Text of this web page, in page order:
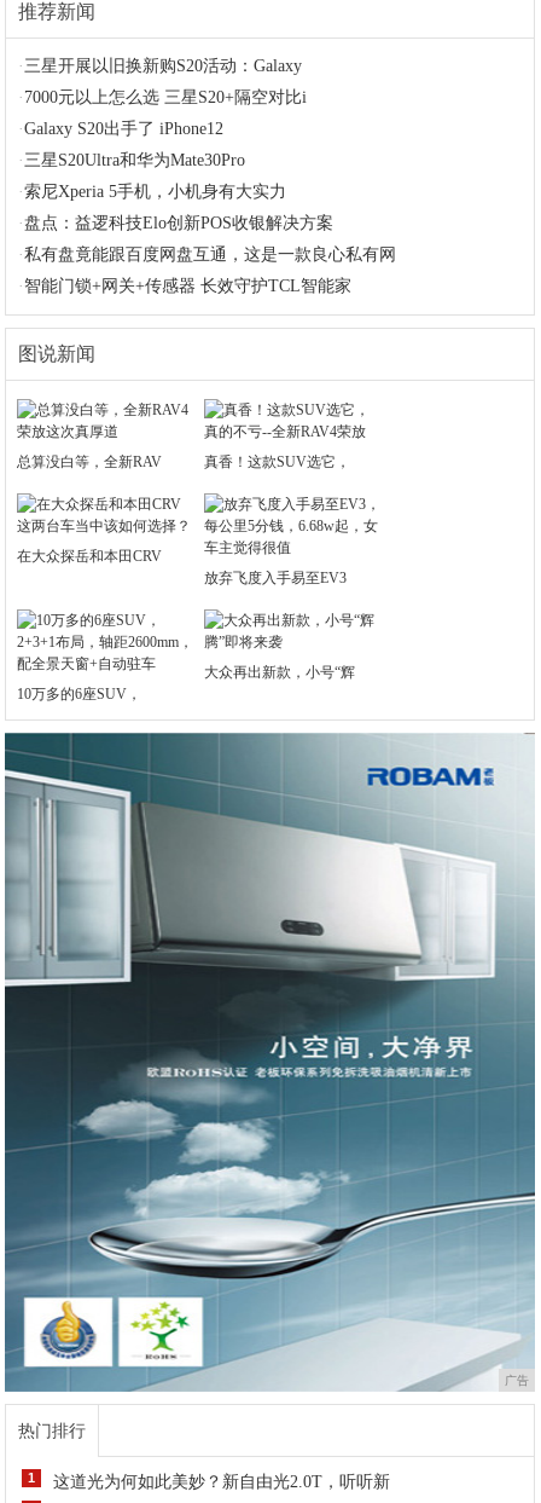
推荐新闻
·三星开展以旧换新购S20活动：Galaxy
· 7000元以上怎么选 三星S20+隔空对比i
·Galaxy S20出手了 iPhone12
·三星S20Ultra和华为Mate30Pro
·索尼Xperia 5手机，小机身有大实力
·盘点：益逻科技Elo创新POS收银解决方案
·私有盘竟能跟百度网盘互通，这是一款良心私有网
· 智能门锁+网关+传感器 长效守护TCL智能家
图说新闻
总算没白等，全新RAV 真香！这款SUV选它，
在大众探岳和本田CRV
放弃飞度入手易至EV3
10万多的6座SUV，
大众再出新款，小号“辉
广告
热门排行
1 这道光为何如此美妙？新自由光2.0T，听听新